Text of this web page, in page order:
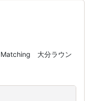
大分ラウン